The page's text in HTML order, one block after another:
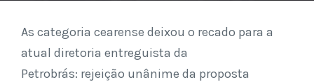
As categoria cearense deixou o recado para a
atual diretoria entreguista da
Petrobrás: rejeição unânime da proposta